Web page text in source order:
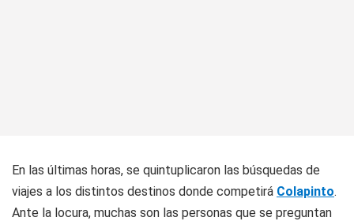
En las últimas horas, se quintuplicaron las búsquedas de
viajes a los distintos destinos donde competirá Colapinto.
Ante la locura, muchas son las personas que se preguntan